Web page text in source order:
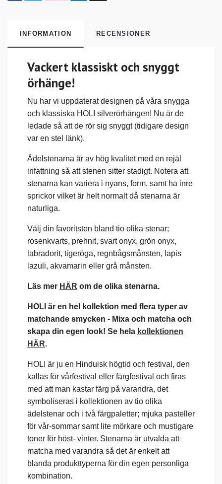
INFORMATION RECENSIONER
Vackert klassiskt och snyggt
örhänge!
Nu har vi uppdaterat designen på våra snygga
och klassiska HOLI silverörhängen! Nu är de
ledade så att de rör sig snyggt (tidigare design
var en stel länk).
Ädelstenarna är av hög kvalitet med en rejäl
infattning så att stenen sitter stadigt. Notera att
stenarna kan variera i nyans, form, samt ha inre
sprickor vilket är helt normalt då stenarna är
naturliga.
Välj din favoritsten bland tio olika stenar;
rosenkvarts, prehnit, svart onyx, grön onyx,
labradorit, tigeröga, regnbågsmånsten, lapis
lazuli, akvamarin eller grå månsten.
Läs mer HÄR om de olika stenarna.
HOLI är en hel kollektion med flera typer av
matchande smycken - Mixa och matcha och
skapa din egen look! Se hela kollektionen
HÄR.
HOLI är ju en Hinduisk högtid och festival, den
kallas för vårfestival eller färgfestival och firas
med att man kastar färg på varandra, det
symboliseras i kollektionen av tio olika
ädelstenar och i två färgpaletter; mjuka pasteller
för vår-sommar samt lite mörkare och mustigare
toner för höst- vinter. Stenarna är utvalda att
matcha med varandra så det är enkelt att
blanda produkttyperna för din egen personliga
kombination.